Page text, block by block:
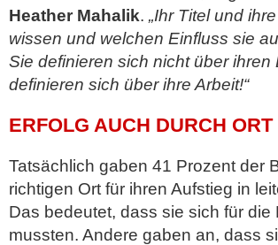
Heather Mahalik. „Ihr Titel und
wissen und welchen Einfluss sie
Sie definieren sich nicht über
definieren sich über ihre Arbeit!“
ERFOLG AUCH DURCH
Tatsächlich gaben 41 Prozent der
richtigen Ort für ihren Aufstieg in
Das bedeutet, dass sie sich für
mussten. Andere gaben an, dass